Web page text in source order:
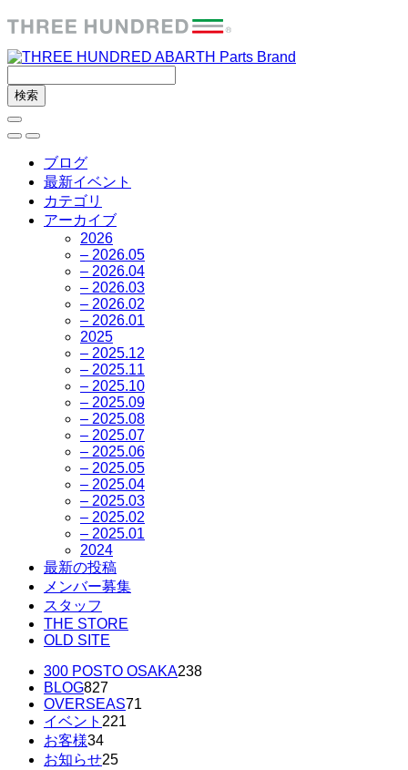
ブログ
最新イベント
カテゴリ
アーカイブ
2026
– 2026.05
– 2026.04
– 2026.03
– 2026.02
– 2026.01
2025
– 2025.12
– 2025.11
– 2025.10
– 2025.09
– 2025.08
– 2025.07
– 2025.06
– 2025.05
– 2025.04
– 2025.03
– 2025.02
– 2025.01
2024
最新の投稿
メンバー募集
スタッフ
THE STORE
OLD SITE
300 POSTO OSAKA238
BLOG827
OVERSEAS71
イベント 221
お客様34
お知らせ25